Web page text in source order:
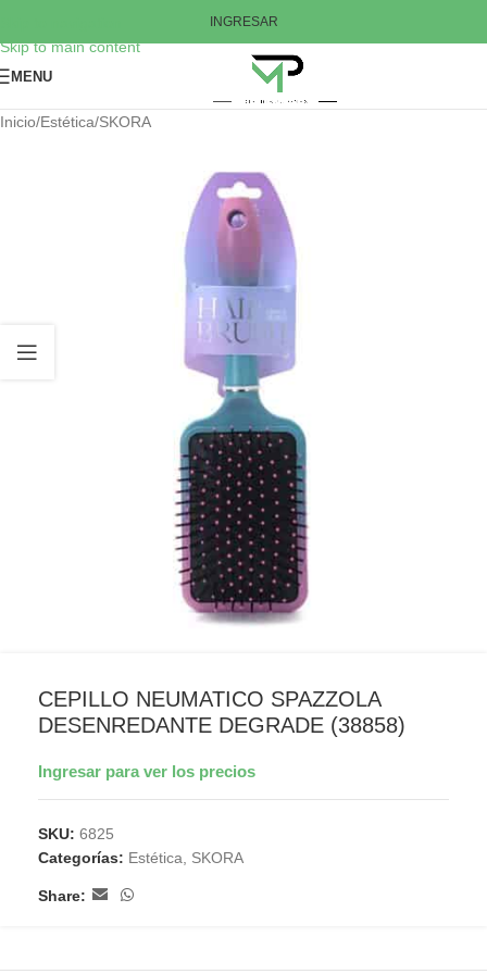
Skip to main content
INGRESAR
MENU
Inicio/Estética/SKORA
CEPILLO NEUMATICO SPAZZOLA
DESENREDANTE DEGRADE (38858)
Ingresar para ver los precios
SKU: 6825
Categorías: Estética SKORA
Share: